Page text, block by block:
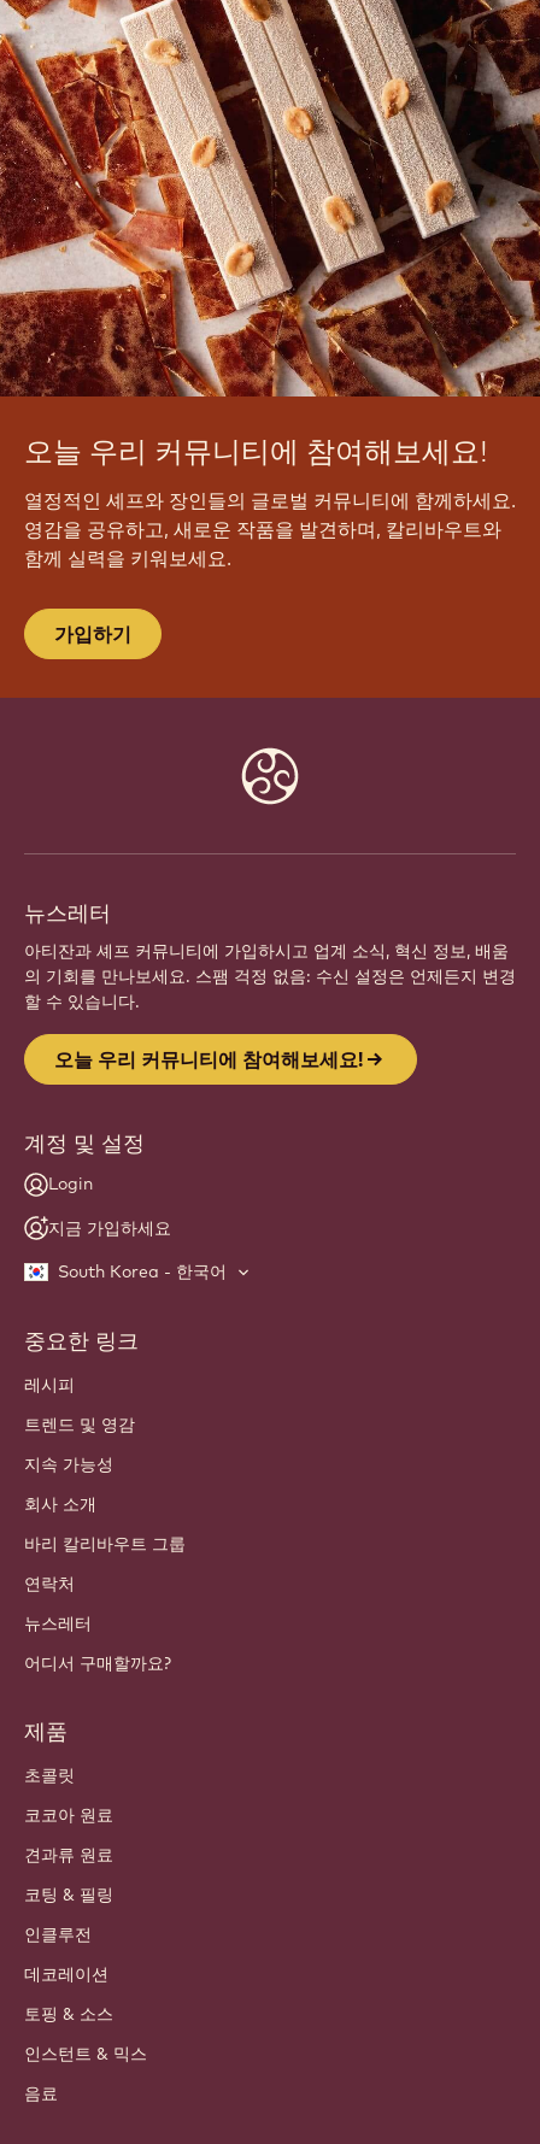
오늘 우리 커뮤니티에 참여해보세요!
열정적인 셰프와 장인들의 글로벌 커뮤니티에 함께하세요.
영감을 공유하고, 새로운 작품을 발견하며, 칼리바우트와
함께 실력을 키워보세요.
가입하기
뉴스레터
아티잔과 셰프 커뮤니티에 가입하시고 업계 소식, 혁신 정보, 배움
의 기회를 만나보세요. 스팸 걱정 없음: 수신 설정은 언제든지 변경
할 수 있습니다.
오늘 우리 커뮤니티에 참여해보세요!
계정 및 설정
Login
지금 가입하세요
South Korea - 한국어
Footer
Callebaut
중요한 링크
레시피
트렌드 및 영감
지속 가능성
회사 소개
바리 칼리바우트 그룹
연락처
뉴스레터
어디서 구매할까요?
제품
초콜릿
코코아 원료
견과류 원료
코팅 & 필링
인클루전
데코레이션
토핑 & 소스
인스턴트 & 믹스
음료